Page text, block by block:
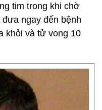
tim trong khi chờ
ngay đến bệnh
khỏi và tử vong 10